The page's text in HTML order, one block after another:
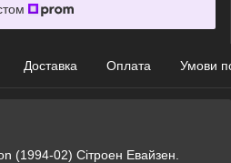
Доставка Оплата Умови
(1994-02) Сітроен Евайзен.